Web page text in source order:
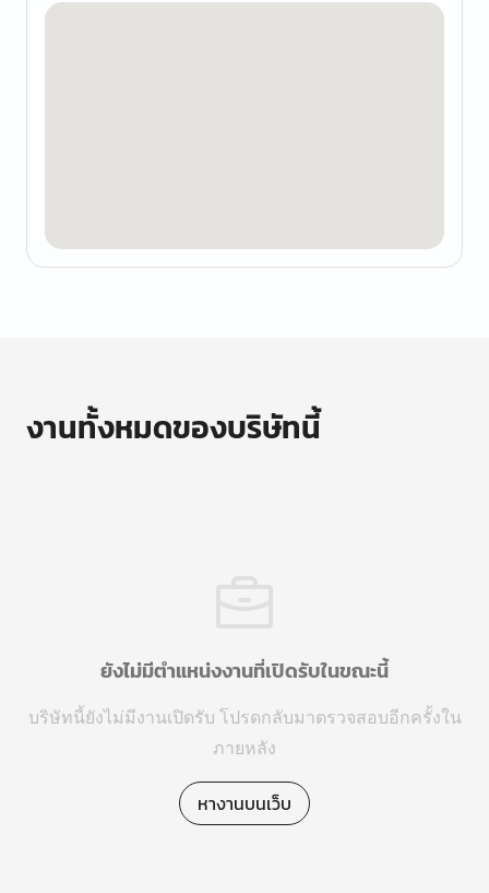
งานทั้งหมดของบริษัทนี้
ยังไม่มีตำแหน่งงานที่เปิดรับในขณะนี้
บริษัทนี้ยังไม่มีงานเปิดรับ โปรดกลับมาตรวจสอบอีกครั้งใน
ภายหลัง
หางานบนเว็บ